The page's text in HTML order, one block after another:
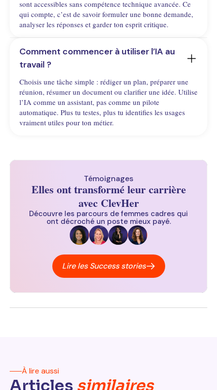
sont accessibles sans compétence technique avancée. Ce
qui compte, c’est de savoir formuler une bonne demande,
analyser les réponses et garder ton esprit critique.
Comment commencer à utiliser l’IA au
travail ?
Choisis une tâche simple : rédiger un plan, préparer une
réunion, résumer un document ou clarifier une idée. Utilise
l’IA comme un assistant, pas comme un pilote
automatique. Plus tu testes, plus tu identifies les usages
vraiment utiles pour ton métier.
Témoignages
Elles ont transformé leur carrière
avec ClevHer
Découvre les parcours de femmes cadres qui
ont décroché un poste mieux payé.
Lire les Success stories
À lire aussi
Articles similaires